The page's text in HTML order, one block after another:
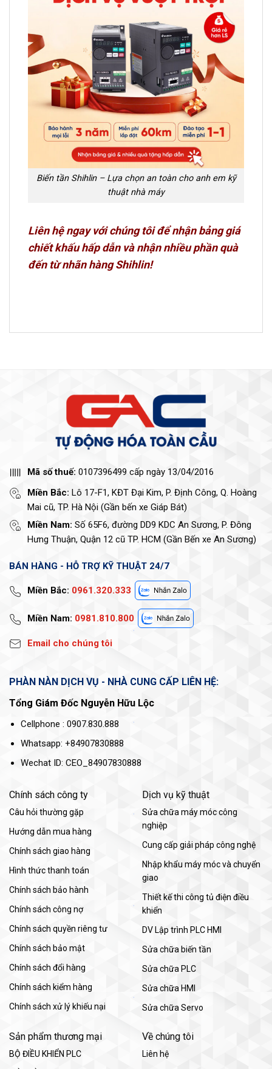
Biến tần Shihlin – Lựa chọn an toàn cho anh em kỹ
thuật nhà máy
Liên hệ ngay với chúng tôi để nhận bảng giá
chiết khấu hấp dẫn và nhận nhiều phần quà
đến từ nhãn hàng Shihlin!
Mã số thuế: 0107396499 cấp ngày 13/04/2016
Miền Bắc: Lô 17-F1, KĐT Đại Kim, P. Định Công, Q. Hoàng
Mai cũ, TP. Hà Nội (Gần bến xe Giáp Bát)
Miền Nam: Số 65F6, đường DD9 KDC An Sương, P. Đông
Hưng Thuận, Quận 12 cũ TP. HCM (Gần Bến xe An Sương)
BÁN HÀNG - HỖ TRỢ KỸ THUẬT 24/7
Miền Bắc: 0961.320.333
Miền Nam: 0981.810.800
Email cho chúng tôi
PHÀN NÀN DỊCH VỤ - NHÀ CUNG CẤP LIÊN HỆ:
Tổng Giám Đốc Nguyễn Hữu Lộc
Cellphone : 0907.830.888
Whatsapp: +84907830888
Wechat ID: CEO_84907830888
Chính sách công ty
Câu hỏi thường gặp
Hướng dẫn mua hàng
Chính sách giao hàng
Hình thức thanh toán
Chính sách bảo hành
Chính sách công nợ
Chính sách quyền riêng tư
Chính sách bảo mật
Chính sách đổi hàng
Chính sách kiểm hàng
Chính sách xử lý khiếu nại
Dịch vụ kỹ thuật
Sửa chữa máy móc công
nghiệp
Cung cấp giải pháp công nghệ
Nhập khẩu máy móc và chuyển
giao
Thiết kế thi công tủ điện điều
khiển
DV Lập trình PLC HMI
Sửa chữa biến tần
Sửa chữa PLC
Sửa chữa HMI
Sửa chữa Servo
Sản phẩm thương mại
BỘ ĐIỀU KHIỂN PLC
Về chúng tôi
Liên hệ